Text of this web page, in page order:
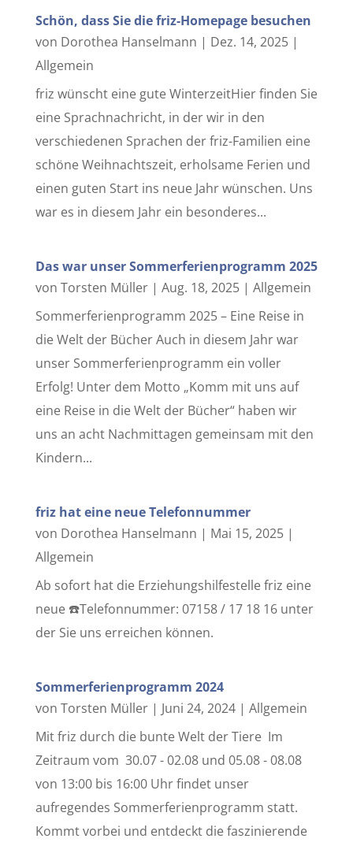
Schön, dass Sie die friz-Homepage besuchen
von Dorothea Hanselmann | Dez. 14, 2025|
Allgemein
friz wünscht eine gute WinterzeitHier finden Sie
eine Sprachnachricht, in der wir in den
verschiedenen Sprachen der friz-Familien eine
schöne Weihnachtszeit, erholsame Ferien und
einen guten Start ins neue Jahr wünschen. Uns
war es in diesem Jahr ein besonderes...
Das war unser Sommerferienprogramm 2025
von Torsten Müller| Aug. 18, 2025| Allgemein
Sommerferienprogramm 2025 – Eine Reise in
die Welt der Bücher Auch in diesem Jahr war
unser Sommerferienprogramm ein voller
Erfolg! Unter dem Motto „Komm mit uns auf
eine Reise in die Welt der Bücher“ haben wir
uns an acht Nachmittagen gemeinsam mit den
Kindern...
friz hat eine neue Telefonnummer
von Dorothea Hanselmann | Mai 15, 2025|
Allgemein
Ab sofort hat die Erziehungshilfestelle friz eine
neue ☎️Telefonnummer: 07158 / 17 18 16 unter
der Sie uns erreichen können.
Sommerferienprogramm 2024
von Torsten Müller| Juni 24, 2024| Allgemein
Mit friz durch die bunte Welt der Tiere Im
Zeitraum vom 30.07 - 02.08 und 05.08 - 08.08
von 13:00 bis 16:00 Uhr findet unser
aufregendes Sommerferienprogramm statt.
Kommt vorbei und entdeckt die faszinierende